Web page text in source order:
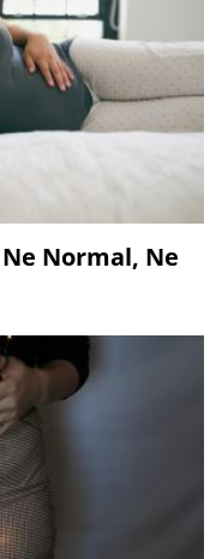
Normal, Ne